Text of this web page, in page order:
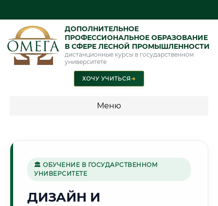
ДОПОЛНИТЕЛЬНОЕ
ПРОФЕССИОНАЛЬНОЕ ОБРАЗОВАНИЕ
В СФЕРЕ ЛЕСНОЙ ПРОМЫШЛЕННОСТИ
дистанционные курсы в государственном
университете
ХОЧУ УЧИТЬСЯ➜
Меню
промышленность"
🏛 ОБУЧЕНИЕ В ГОСУДАРСТВЕННОМ
УНИВЕРСИТЕТЕ
ДИЗАЙН И